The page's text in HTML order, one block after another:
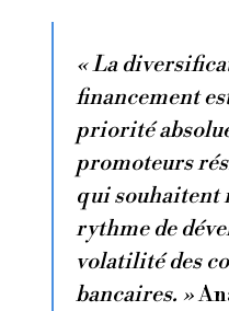
« La
financement
priorité
promoteurs
qui
rythme de
volatilité des
bancaires. »